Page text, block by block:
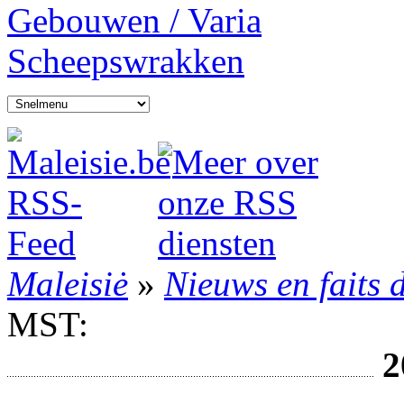
Gebouwen / Varia
Scheepswrakken
Maleisiė » Nieuws en faits
MST: